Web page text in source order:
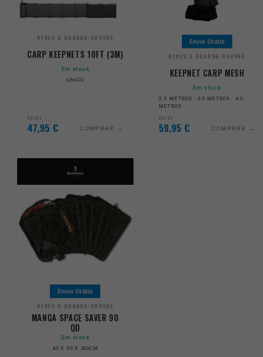
REDES & GUARDA-CHUVAS
CARP KEEPNETS 10FT (3M)
Em stock
ÚNICO
Desde
47,95 € COMPRAR
Envio Grátis
REDES & GUARDA-CHUVAS
KEEPNET CARP MESH
Em stock
2.5 METROS · 3.0 METROS · 4.0
METROS
Desde
59,95 € COMPRAR
Envio Grátis
REDES & GUARDA-CHUVAS
MANGA SPACE SAVER 90
QD
Em stock
40 X 50 X 300CM